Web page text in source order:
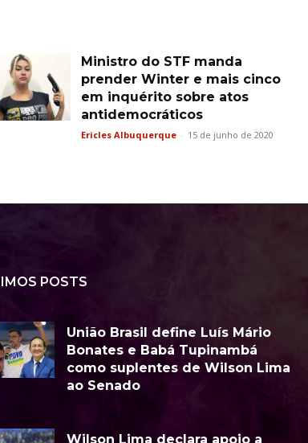
Ministro do STF manda
prender Winter e mais cinco
em inquérito sobre atos
antidemocráticos
Ericles Albuquerque - 15 de junho de 2020
POSTS
União Brasil define Luís Mário
Bonates e Babá Tupinambá
como suplentes de Wilson Lima
ao Senado
Wilson Lima declara apoio a